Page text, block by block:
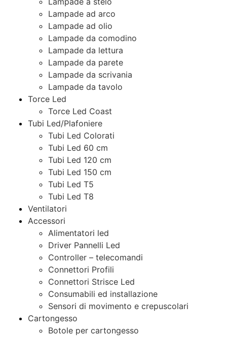
Lampade ad arco
Lampade ad olio
Lampade da comodino
Lampade da lettura
Lampade da parete
Lampade da scrivania
Lampade da tavolo
Torce Led
Torce Led Coast
Tubi Led/Plafoniere
Tubi Led Colorati
Tubi Led 60 cm
Tubi Led 120 cm
Tubi Led 150 cm
Tubi Led T5
Tubi Led T8
Ventilatori
Accessori
Alimentatori led
Driver Pannelli Led
Controller – telecomandi
Connettori Profili
Connettori Strisce Led
Consumabili ed installazione
Sensori di movimento e crepuscolari
Cartongesso
Botole per cartongesso